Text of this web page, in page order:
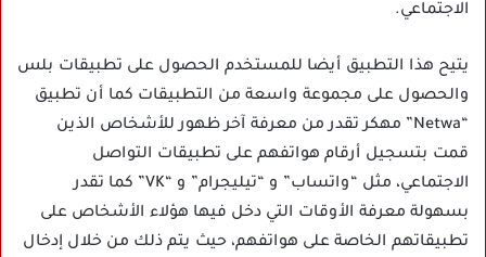
الاجتماعي.
يتيح هذا التطبيق أيضا للمستخدم الحصول على تطبيقات بلس
والحصول على مجموعة واسعة من التطبيقات كما أن تطبيق
“Netwa” مهكر تقدر من معرفة آخر ظهور للأشخاص الذين
قمت بتسجيل أرقام هواتفهم على تطبيقات التواصل
الاجتماعي، مثل “واتساب” و “تيليجرام” و “VK” كما تقدر
بسهولة معرفة الأوقات التي دخل فيها هؤلاء الأشخاص على
تطبيقاتهم الخاصة على هواتفهم، حيث يتم ذلك من خلال إدخال